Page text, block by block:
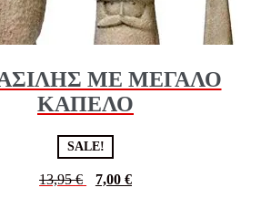
ΜΕ ΜΕΓΑΛΟ
ΚΑΠΕΛΟ
SALE!
13,95€ 7,00 €